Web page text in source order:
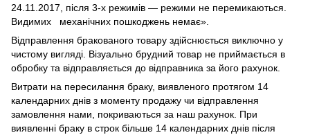
24.11.2017, після 3-х режимів — режими не перемикаються.
Видимих механічних пошкоджень немає».
Відправлення бракованого товару здійснюється виключно у
чистому вигляді. Візуально брудний товар не приймається в
обробку та відправляється до відправника за його рахунок.
Витрати на пересилання браку, виявленого протягом 14
календарних днів з моменту продажу чи відправлення
замовлення нами, покриваються за наш рахунок. При
виявленні браку в строк більше 14 календарних днів після